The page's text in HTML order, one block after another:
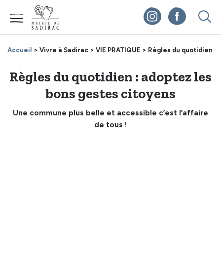
Accueil > Vivre à Sadirac > VIE PRATIQUE > Règles du quotidien :
Règles du quotidien : adoptez les
bons gestes citoyens
Une commune plus belle et accessible c’est l’affaire
de tous !
Panneau de gestion des cookies